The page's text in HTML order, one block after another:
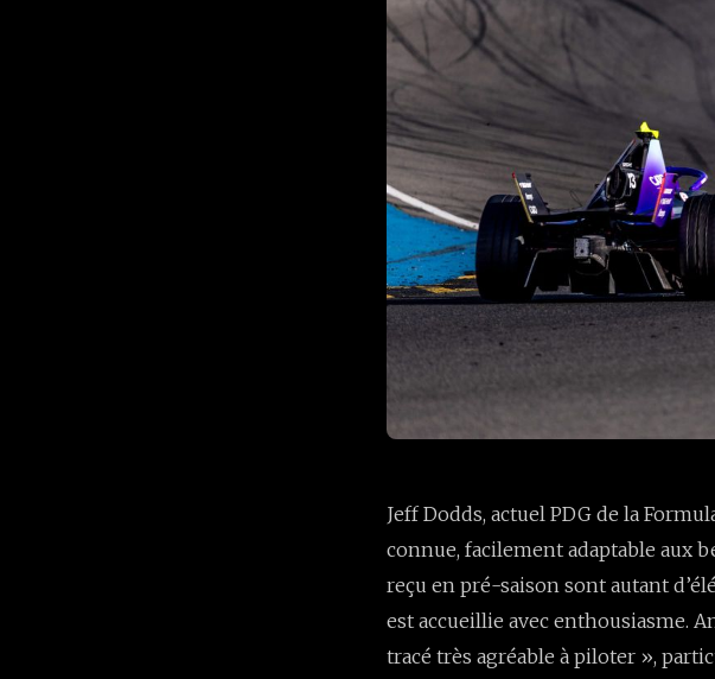
Jeff Dodds, actuel PDG de la
connue, facilement adaptable aux
reçu en pré-saison sont autant
est accueillie avec enthousiasme.
tracé très agréable à piloter »,